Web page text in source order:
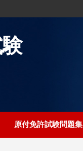
原付免許試験問題集